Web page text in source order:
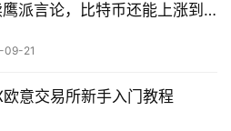
派言论，比特币还能上涨到
09-21
欧意交易所新手入门教程